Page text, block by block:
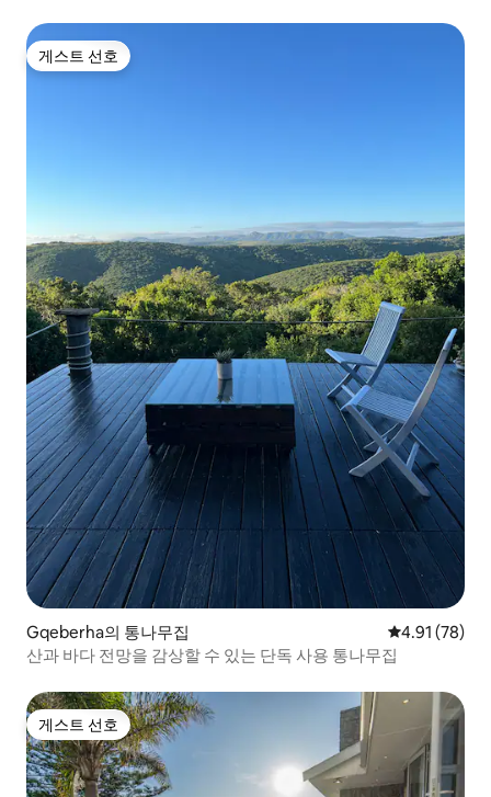
게스트 선호
게스트 선호
Gqeberha의 통나무집 평점 4.91점
4.91 (78)
산과 바다 전망을 감상할 수 있는 단독 사용 통나무집
게스트 선호
게스트 선호